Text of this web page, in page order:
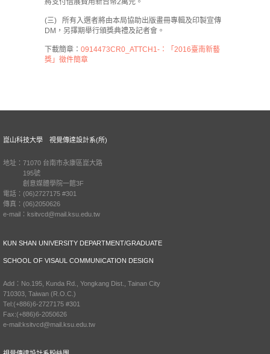
將支付借展費用新台幣2萬元。
(三) 所有入選者將由本局協助出版畫冊專輯及印製宣傳
DM，另擇期舉行頒獎典禮及記者會。
下載簡章： 0914473CR0_ATTCH1-：「2016臺南新藝
獎」徵件簡章
崑山科技大學 視覺傳達設計系(所)
地址：71070 台南市永康區崑大路
195號
創意媒體學院一館3F
電話：(06)2727175 #301
傳真：(06)2050626
e-mail：ksitvcd@mail.ksu.edu.tw
KUN SHAN UNIVERSITY DEPARTMENT/GRADUATE
SCHOOL OF VISAUL COMMUNICATION DESIGN
Add：No.195, Kunda Rd., Yongkang Dist., Tainan City
710303, Taiwan (R.O.C.)
Tel:(+886)6-2727175 #301
Fax:(+886)6-2050626
e-mail:ksitvcd@mail.ksu.edu.tw